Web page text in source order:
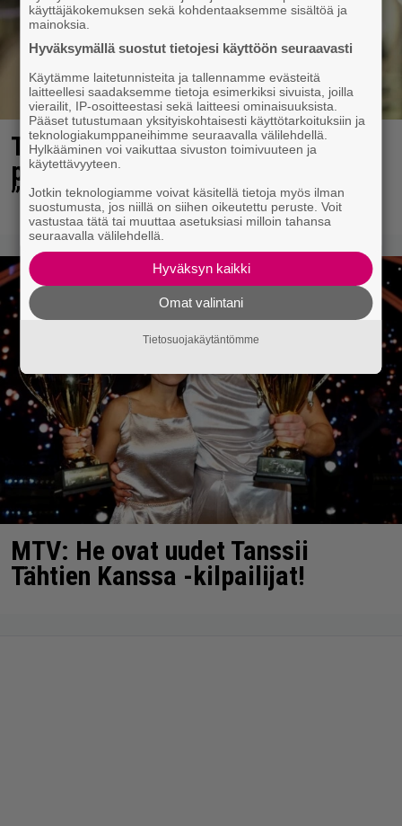
Tältä näyttää Vappu Pimiän
perhelomalla Portugalissa –
”Kaunis mekko”
MTV: He ovat uudet Tanssii
Tähtien Kanssa -kilpailijat!
käyttäjäkokemuksen sekä kohdentaaksemme sisältöä ja
mainoksia.
Hyväksymällä suostut tietojesi käyttöön seuraavasti
Käytämme laitetunnisteita ja tallennamme evästeitä
laitteellesi saadaksemme tietoja esimerkiksi sivuista, joilla
vierailit, IP-osoitteestasi sekä laitteesi ominaisuuksista.
Pääset tutustumaan yksityiskohtaisesti käyttötarkoituksiin ja
teknologiakumppaneihimme seuraavalla välilehdellä.
Hylkääminen voi vaikuttaa sivuston toimivuuteen ja
käytettävyyteen.
Jotkin teknologiamme voivat käsitellä tietoja myös ilman
suostumusta, jos niillä on siihen oikeutettu peruste. Voit
vastustaa tätä tai muuttaa asetuksiasi milloin tahansa
seuraavalla välilehdellä.
Hyväksyn kaikki
Omat valintani
Tietosuojakäytäntömme